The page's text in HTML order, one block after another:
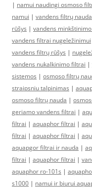
| namui naudingi osmoso
namui | vandens filtrų nauda
rūšys | vandens
vandens filtrai nugeležinimui
vandens filtrų rūšys |
vandens nukalkinimo filtrai |
sistemos | osmoso filtrų
straipsniu talpinimas |
osmoso filtrų nauda |
geriamo vandens filtrai |
filtrai | aquaphor filtrai |
filtrai | aquaphor filtrai |
aquapgor filtrai ir nauda |
filtrai | aquaphor filtrai |
aquaphor ro-101s |
s1000 | namui ir biurui